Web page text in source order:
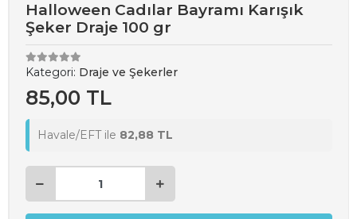
Halloween Cadılar Bayramı Karışık
Şeker Draje 100 gr
Kategori: Draje ve Şekerler
85,00 TL
Havale/EFT ile 82,88 TL